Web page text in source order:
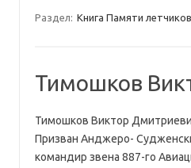
Раздел: Книга Памяти
Тимошков
Тимошков Виктор
Призван Анджеро-
командир звена 887-го